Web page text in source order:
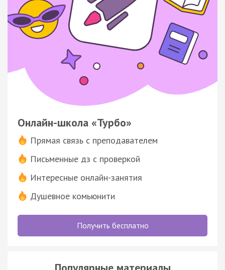
Онлайн-школа «Турбо»
Прямая связь с преподавателем
Письменные дз с проверкой
Интересные онлайн-занятия
Душевное комьюнити
Получить бесплатно